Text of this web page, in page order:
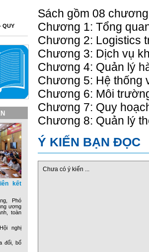
QUY
kết
Phó
ương
toàn
nghị
đổi, bổ
Sách gồm 08
Chương 1: Tổng
Chương 2: Logistics
Chương 3: Dịch vụ
Chương 4: Quản lý
Chương 5: Hệ thống
Chương 6: Môi
Chương 7: Quy
Chương 8: Quản lý
Ý KIẾN BẠN ĐỌC
Chưa có ý kiến ...